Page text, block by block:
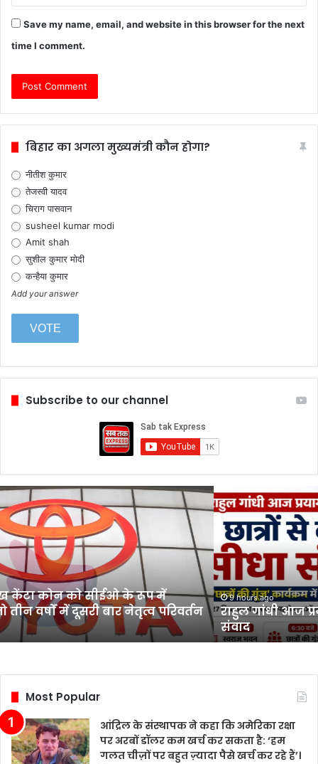
Save my name, email, and website in this browser for the next
time I comment.
बिहार का अगला मुख्यमंत्री कौन होगा?
नीतीश कुमार
तेजस्वी यादव
चिराग पासवान
susheel kumar modi
Amit shah
सुशील कुमार मोदी
कन्हैया कुमार
Add your answer
Subscribe to our channel
केंटा कोन को सीईओ के रूप में
तीन वर्षों में दूसरी बार नेतृत्व परिवर्तन
राहुल
गांधी
आज
प्रयागराज
दौरे
पर,
छात्रों
से
करेंगे
सीधा
संवाद
9 hours ago
राहुल गांधी आज
संवाद
Most Popular
आंद्रिल के संस्थापक ने कहा कि अमेरिका रक्षा
पर अरबों डॉलर कम खर्च कर सकता है: ‘हम
गलत चीज़ों पर बहुत ज़्यादा पैसे खर्च कर रहे हैं’।